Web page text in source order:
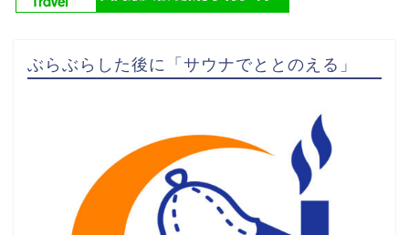
ぶらぶらした後に「サウナでととのえる」